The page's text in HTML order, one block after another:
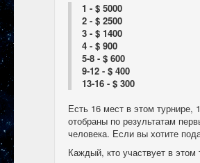
1 - $ 5000
2 - $ 2500
3 - $ 1400
4 - $ 900
5-8 - $ 600
9-12 - $ 400
13-16 - $ 300
Есть 16 мест в этом турнире,
отобраны по результатам
человека. Если вы хотите
Каждый, кто участвует в